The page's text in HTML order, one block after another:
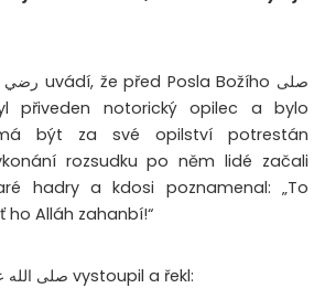
být za své opilství potrestán
rozsudku po něm lidé začali
hadry a kdosi poznamenal: „To
ho Alláh zahanbí!“
Posel Boží صلى الله عليه و سلم vystoupil a řekl: